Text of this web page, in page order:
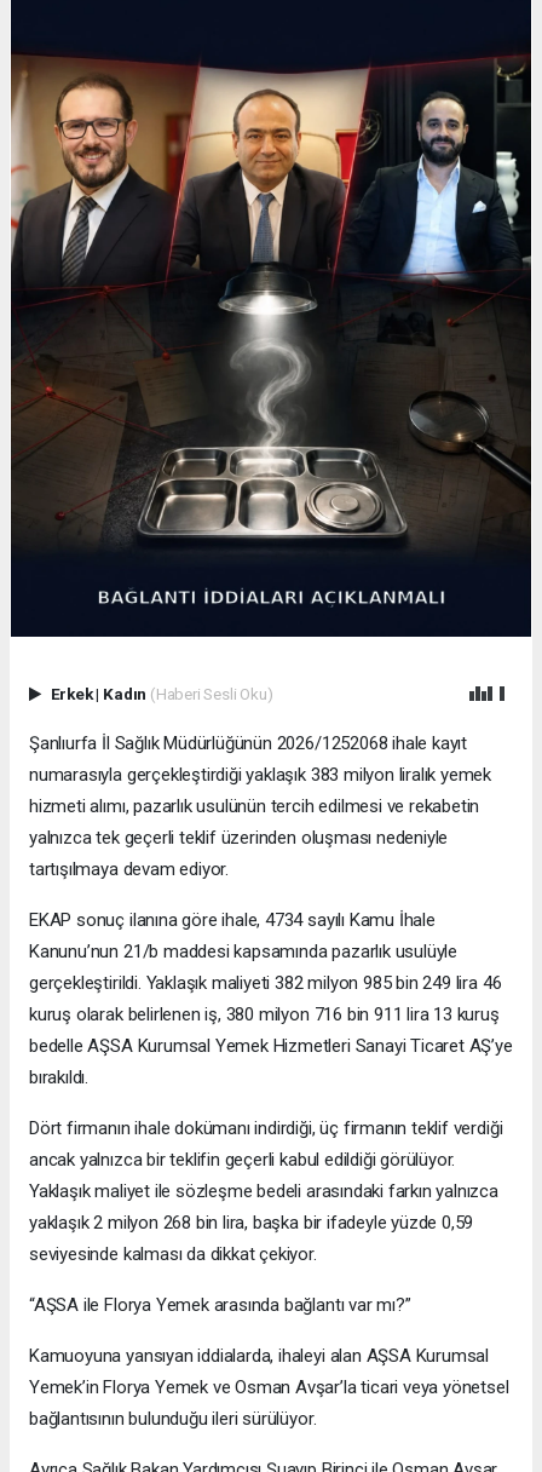
Erkek| Kadın (Haberi Sesli Oku)
Şanlıurfa İl Sağlık Müdürlüğünün 2026/1252068 ihale kayıt
numarasıyla gerçekleştirdiği yaklaşık 383 milyon liralık yemek
hizmeti alımı, pazarlık usulünün tercih edilmesi ve rekabetin
yalnızca tek geçerli teklif üzerinden oluşması nedeniyle
tartışılmaya devam ediyor.
EKAP sonuç ilanına göre ihale, 4734 sayılı Kamu İhale
Kanunu’nun 21/b maddesi kapsamında pazarlık usulüyle
gerçekleştirildi. Yaklaşık maliyeti 382 milyon 985 bin 249 lira 46
kuruş olarak belirlenen iş, 380 milyon 716 bin 911 lira 13 kuruş
bedelle AŞSA Kurumsal Yemek Hizmetleri Sanayi Ticaret AŞ’ye
bırakıldı.
Dört firmanın ihale dokümanı indirdiği, üç firmanın teklif verdiği
ancak yalnızca bir teklifin geçerli kabul edildiği görülüyor.
Yaklaşık maliyet ile sözleşme bedeli arasındaki farkın yalnızca
yaklaşık 2 milyon 268 bin lira, başka bir ifadeyle yüzde 0,59
seviyesinde kalması da dikkat çekiyor.
“AŞSA ile Florya Yemek arasında bağlantı var mı?”
Kamuoyuna yansıyan iddialarda, ihaleyi alan AŞSA Kurumsal
Yemek’in Florya Yemek ve Osman Avşar’la ticari veya yönetsel
bağlantısının bulunduğu ileri sürülüyor.